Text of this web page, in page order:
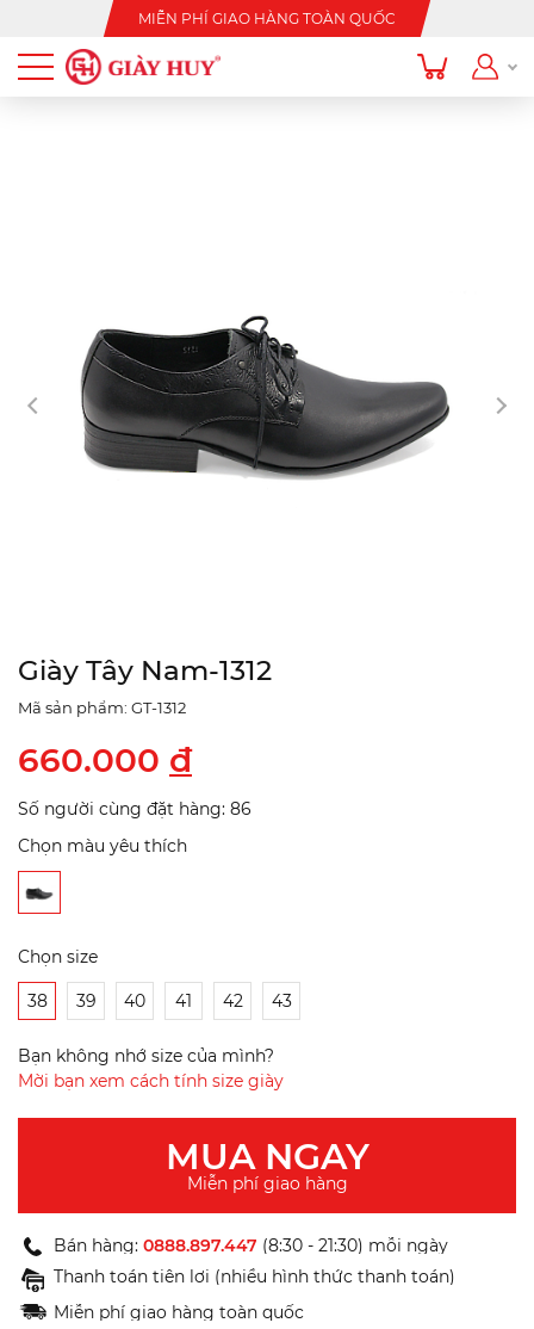
MIỄN PHÍ GIAO HÀNG TOÀN QUỐC
Giày Tây Nam-1312
Mã sản phẩm: GT-1312
660.000 đ
Số người cùng đặt hàng: 86
Chọn màu yêu thích
Chọn size
38 39 40 41 42 43
Bạn không nhớ size của mình?
Mời bạn xem cách tính size giày
MUA NGAY
Miễn phí giao hàng
Bán hàng: 0888.897.447 (8:30 - 21:30) mỗi ngày
Thanh toán tiện lợi (nhiều hình thức thanh toán)
Miễn phí giao hàng toàn quốc